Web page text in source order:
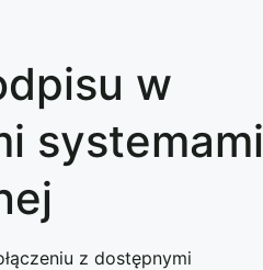
w
systemami
z dostępnymi